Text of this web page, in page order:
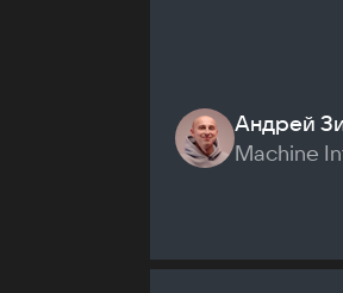
Андрей
Machine